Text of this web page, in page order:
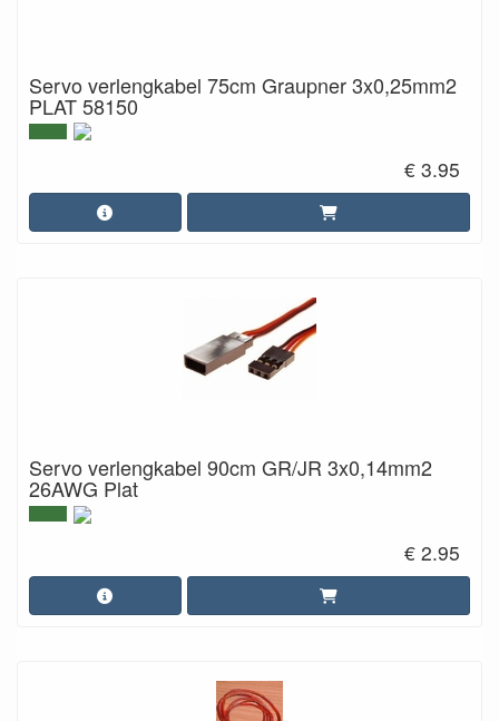
Servo verlengkabel 75cm Graupner 3x0,25mm2
PLAT 58150
€ 3.95
Servo verlengkabel 90cm GR/JR 3x0,14mm2
26AWG Plat
€ 2.95